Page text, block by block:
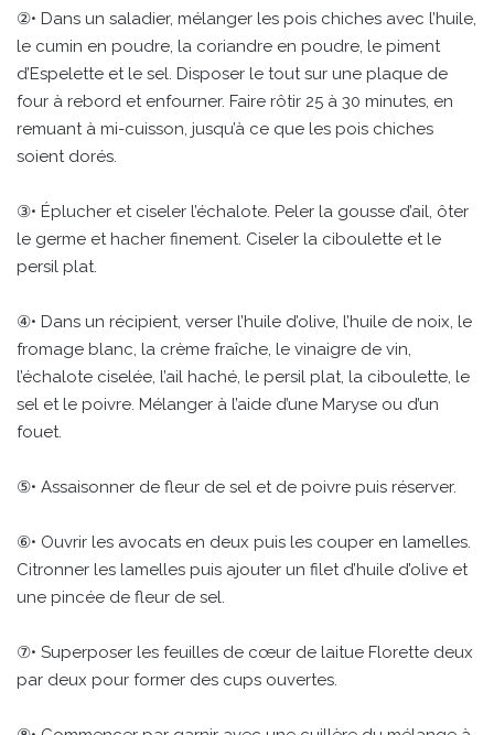
②• Dans un saladier, mélanger les pois chiches avec l’huile,
le cumin en poudre, la coriandre en poudre, le piment
d’Espelette et le sel. Disposer le tout sur une plaque de
four à rebord et enfourner. Faire rôtir 25 à 30 minutes, en
remuant à mi-cuisson, jusqu’à ce que les pois chiches
soient dorés.
③• Éplucher et ciseler l’échalote. Peler la gousse d’ail, ôter
le germe et hacher finement. Ciseler la ciboulette et le
persil plat.
④• Dans un récipient, verser l’huile d’olive, l’huile de noix, le
fromage blanc, la crème fraîche, le vinaigre de vin,
l’échalote ciselée, l’ail haché, le persil plat, la ciboulette, le
sel et le poivre. Mélanger à l’aide d’une Maryse ou d’un
fouet.
⑤• Assaisonner de fleur de sel et de poivre puis réserver.
⑥• Ouvrir les avocats en deux puis les couper en lamelles.
Citronner les lamelles puis ajouter un filet d’huile d’olive et
une pincée de fleur de sel.
⑦• Superposer les feuilles de cœur de laitue Florette deux
par deux pour former des cups ouvertes.